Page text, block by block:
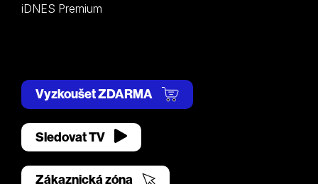
iDNES Premium
Vyzkoušet ZDARMA
Sledovat TV
Zákaznická zóna